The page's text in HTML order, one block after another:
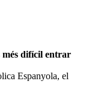
més difícil entrar
Espanyola, el